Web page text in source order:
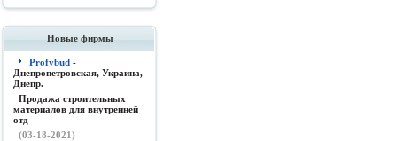
Новые фирмы
Profybud -
Днепропетровская, Украина,
Днепр.
Продажа строительных
материалов для внутренней
отд
(03-18-2021)